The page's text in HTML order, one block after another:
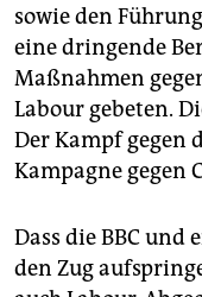
sowie den
eine dringende
Maßnahmen
Labour gebeten.
Der Kampf gegen
Kampagne
Dass die BBC
den Zug